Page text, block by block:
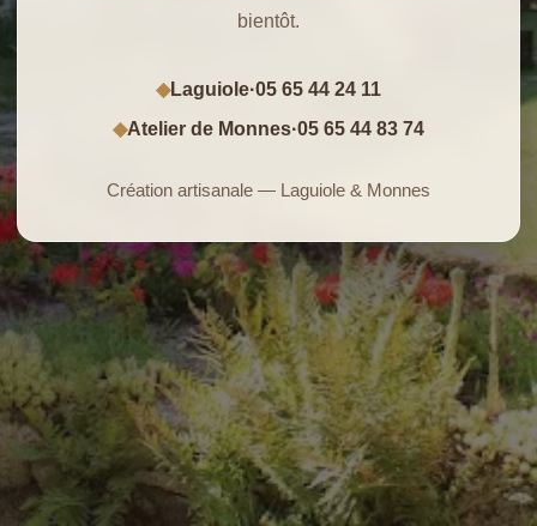
bientôt.
◆Laguiole·05 65 44 24 11
◆Atelier de Monnes·05 65 44 83 74
Création artisanale — Laguiole & Monnes